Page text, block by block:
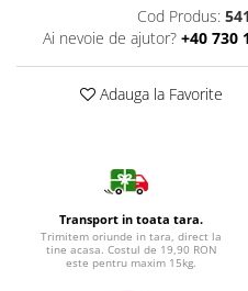
Produse Pentru Bucatarie
Detergent Vase Pentru Masina
Detergent Vase Manual
Folie Si Pungi Alimentare
Lavete Si Bureti
Curatenie Bucatarie
Pungi Ambalare / Saci Menajeri
Cod Produs:
Ai nevoie de ajutor? +40 730
Adauga la Favorite
Transport in toata tara.
Trimitem oriunde in tara, direct la
tine acasa. Costul de 19,90 RON
este pentru maxim 15kg.